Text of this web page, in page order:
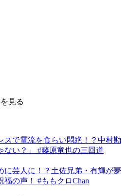
見る
スで電流を食らい悶絶！？中村勘
ない？」 #藤原竜也の三回道
に芸人に！？土佐兄弟・有輝が夢
福の声！ #ももクロChan